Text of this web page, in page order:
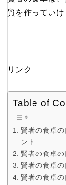
質を作っていけ
リンク
Table of
賢者の食卓
ント
賢者の食卓
賢者の食卓
賢者の食卓